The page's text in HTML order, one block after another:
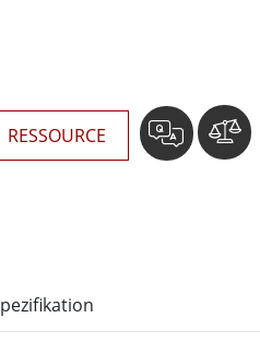
RESSOURCE